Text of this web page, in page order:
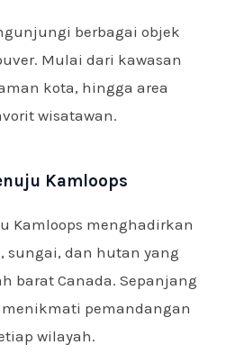
berbagai objek
Mulai dari kawasan
kota, hingga area
wisatawan.
Kamloops
Kamloops menghadirkan
sungai, dan hutan yang
barat Canada. Sepanjang
pemandangan
wilayah.